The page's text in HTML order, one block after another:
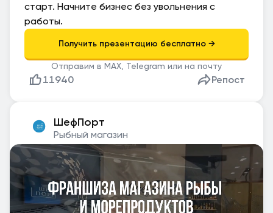
старт. Начните бизнес без увольнения с
работы.
Отправим в MAX, Telegram или на почту
Репост
11940
ШефПорт
Рыбный магазин